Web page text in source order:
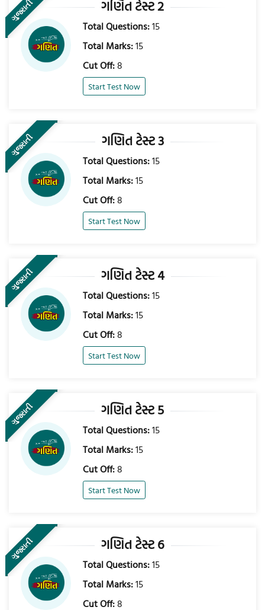
ગુજરાતી ગણિત ટેસ્ટ 2
Total Questions:15
Total Marks:15
Cut Off:8
Start Test Now
ગુજરાતી ગણિત ટેસ્ટ 3
Total Questions:15
Total Marks:15
Cut Off:8
Start Test Now
ગુજરાતી ગણિત ટેસ્ટ 4
Total Questions:15
Total Marks:15
Cut Off:8
Start Test Now
ગુજરાતી ગણિત ટેસ્ટ 5
Total Questions:15
Total Marks:15
Cut Off:8
Start Test Now
ગુજરાતી ગણિત ટેસ્ટ 6
Total Questions:15
Total Marks:15
Cut Off:8